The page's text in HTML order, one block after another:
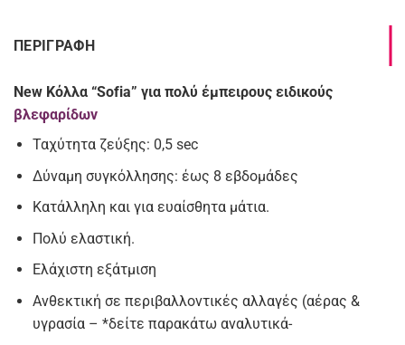
ΠΕΡΙΓΡΑΦΉ
New Κόλλα “Sofia” για πολύ έμπειρους ειδικούς
βλεφαρίδων
Ταχύτητα ζεύξης: 0,5 sec
Δύναμη συγκόλλησης: έως 8 εβδομάδες
Κατάλληλη και για ευαίσθητα μάτια.
Πολύ ελαστική.
Ελάχιστη εξάτμιση
Ανθεκτική σε περιβαλλοντικές αλλαγές (αέρας &
υγρασία – *δείτε παρακάτω αναλυτικά-